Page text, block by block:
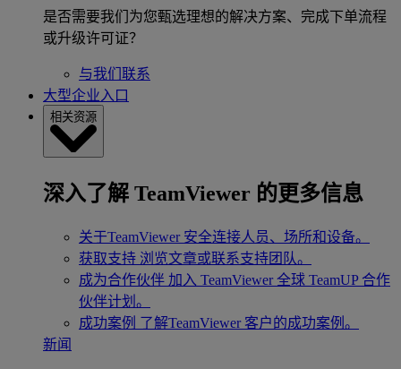
是否需要我们为您甄选理想的解决方案、完成下单流程
或升级许可证？
与我们联系
大型企业入口
相关资源
深入了解 TeamViewer 的更多信息
关于TeamViewer 安全连接人员、场所和设备。
获取支持 浏览文章或联系支持团队。
成为合作伙伴 加入 TeamViewer 全球 TeamUP 合作
伙伴计划。
成功案例 了解TeamViewer 客户的成功案例。
新闻